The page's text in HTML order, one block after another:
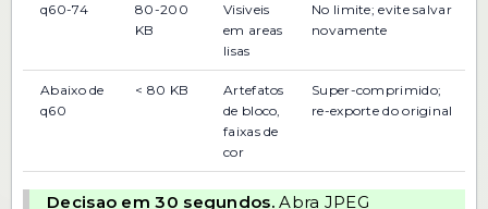
q60-74
80-200
KB
Visiveis
em areas
lisas
No limite; evite salvar
novamente
Abaixo de
q60
< 80 KB
Artefatos
de bloco,
faixas de
cor
Super-comprimido;
re-exporte do original
Decisao em 30 segundos.Abra JPEG